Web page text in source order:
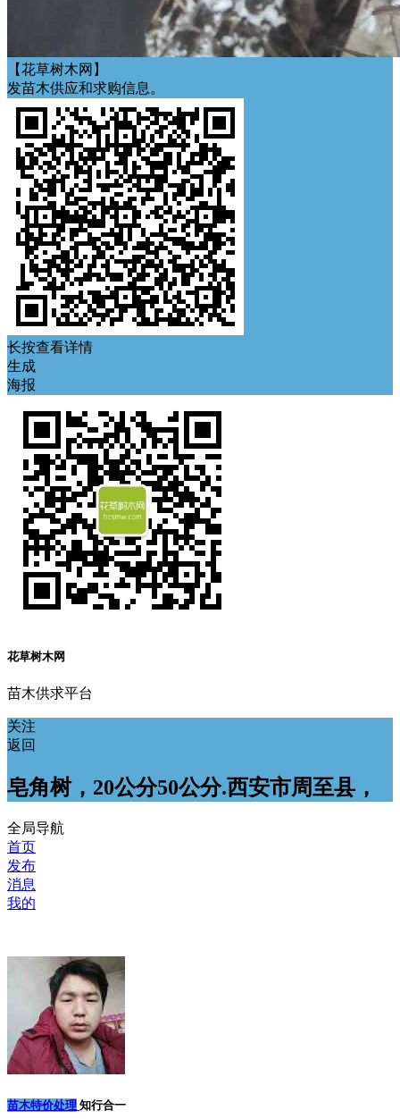
【花草树木网】
发苗木供应和求购信息。
长按查看详情
生成
海报
花草树木网
苗木供求平台
关注
返回
皂角树，20公分50公分.西安市周至县，
全局导航
首页
发布
消息
我的
苗木特价处理 知行合一